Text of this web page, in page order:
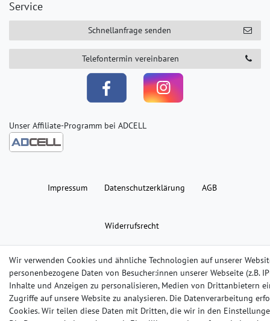
Service
Schnellanfrage senden
Telefontermin vereinbaren
Unser Affiliate-Programm bei ADCELL
Impressum Daten­schutz­erklärung AGB
Widerrufs­recht
Copyright 2025 | Alle Rechte vorbehalten
Wir verwenden Cookies und ähnliche Technologien auf unserer
personenbezogene Daten von Besucher:innen unserer Webseite (z.B.
Inhalte und Anzeigen zu personalisieren, Medien von Drittanbietern
Zugriffe auf unsere Website zu analysieren. Die Datenverarbeitung
Cookies. Wir teilen diese Daten mit Dritten, die wir in den